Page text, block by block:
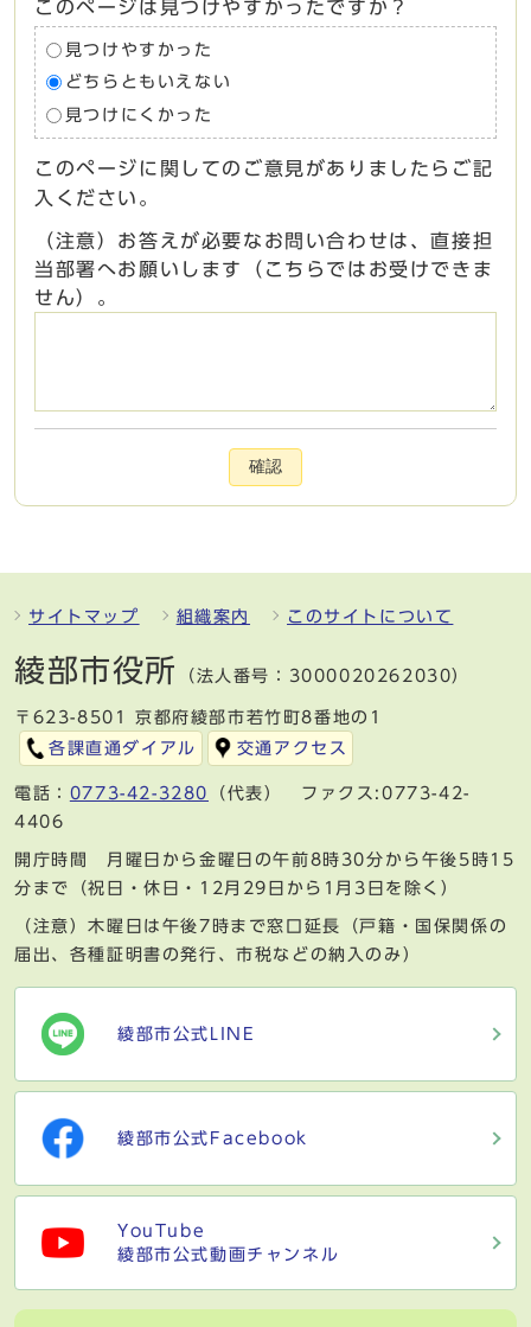
このページは見つけやすかったですか？
見つけやすかった
どちらともいえない
見つけにくかった
このページに関してのご意見がありましたらご記
入ください。
（注意）お答えが必要なお問い合わせは、直接担
当部署へお願いします（こちらではお受けできま
せん）。
確認
サイトマップ 組織案内 このサイトについて
綾部市役所 （法人番号：3000020262030）
〒623-8501 京都府綾部市若竹町8番地の1
各課直通ダイアル
交通アクセス
電話： 0773-42-3280
（代表） ファクス:0773-42-
4406
開庁時間 月曜日から金曜日の午前8時30分から午後5時15
分まで（祝日・休日・12月29日から1月3日を除く）
（注意）木曜日は午後7時まで窓口延長（戸籍・国保関係の
届出、各種証明書の発行、市税などの納入のみ）
綾部市公式LINE
綾部市公式Facebook
YouTube
綾部市公式動画チャンネル